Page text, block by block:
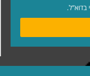
בדוא”ל.